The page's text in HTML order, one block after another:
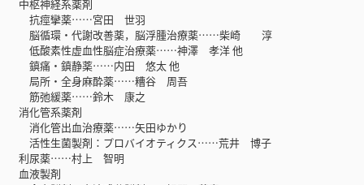
中枢神経系薬剤
抗痙攣薬……宮田 世羽
脳循環・代謝改善薬，脳浮腫治療薬……柴崎 淳
低酸素性虚血性脳症治療薬……神澤 孝洋 他
鎮痛・鎮静薬……内田 悠太 他
局所・全身麻酔薬……糟谷 周吾
筋弛緩薬……鈴木 康之
消化管系薬剤
消化管出血治療薬……矢田ゆかり
活性生菌製剤：プロバイオティクス……荒井 博子
利尿薬……村上 智明
血液製剤